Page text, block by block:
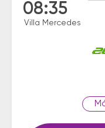
08:35
Villa Mercedes